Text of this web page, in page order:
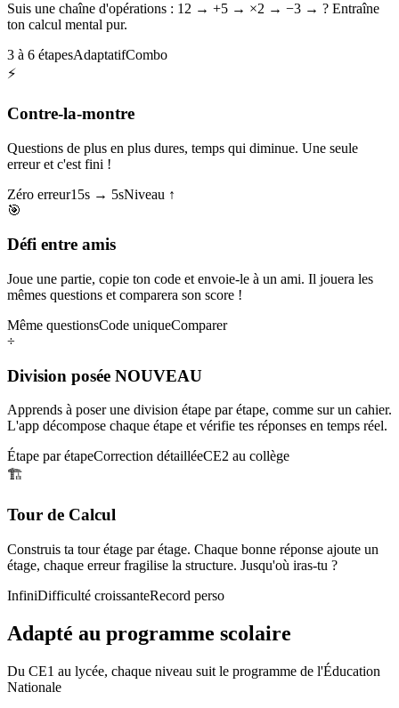
Suis une chaîne d'opérations : 12 → +5 → ×2 → −3 → ? Entraîne
ton calcul mental pur.
3 à 6 étapesAdaptatifCombo
⚡
Contre-la-montre
Questions de plus en plus dures, temps qui diminue. Une seule
erreur et c'est fini !
Zéro erreur15s → 5sNiveau ↑
🎯
Défi entre amis
Joue une partie, copie ton code et envoie-le à un ami. Il jouera les
mêmes questions et comparera son score !
Même questionsCode uniqueComparer
÷
Division posée NOUVEAU
Apprends à poser une division étape par étape, comme sur un cahier.
L'app décompose chaque étape et vérifie tes réponses en temps réel.
Étape par étapeCorrection détailléeCE2 au collège
🏗️
Tour de Calcul
Construis ta tour étage par étage. Chaque bonne réponse ajoute un
étage, chaque erreur fragilise la structure. Jusqu'où iras-tu ?
InfiniDifficulté croissanteRecord perso
Adapté au programme scolaire
Du CE1 au lycée, chaque niveau suit le programme de l'Éducation
Nationale